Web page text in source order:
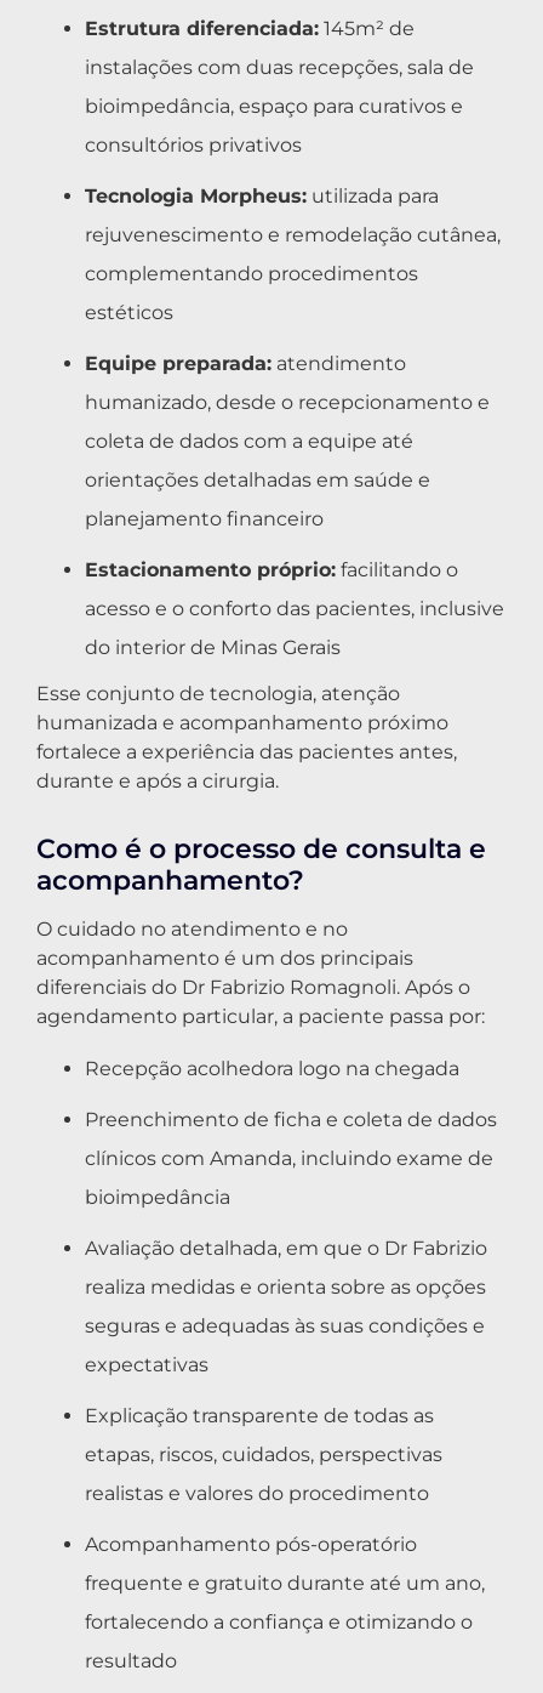
Estrutura diferenciada: 145m² de
instalações com duas recepções, sala de
bioimpedância, espaço para curativos e
consultórios privativos
Tecnologia Morpheus: utilizada para
rejuvenescimento e remodelação cutânea,
complementando procedimentos
estéticos
Equipe preparada: atendimento
humanizado, desde o recepcionamento e
coleta de dados com a equipe até
orientações detalhadas em saúde e
planejamento financeiro
Estacionamento próprio: facilitando o
acesso e o conforto das pacientes, inclusive
do interior de Minas Gerais
Esse conjunto de tecnologia, atenção
humanizada e acompanhamento próximo
fortalece a experiência das pacientes antes,
durante e após a cirurgia.
Como é o processo de consulta e
acompanhamento?
O cuidado no atendimento e no
acompanhamento é um dos principais
diferenciais do Dr Fabrizio Romagnoli. Após o
agendamento particular, a paciente passa por:
Recepção acolhedora logo na chegada
Preenchimento de ficha e coleta de dados
clínicos com Amanda, incluindo exame de
bioimpedância
Avaliação detalhada, em que o Dr Fabrizio
realiza medidas e orienta sobre as opções
seguras e adequadas às suas condições e
expectativas
Explicação transparente de todas as
etapas, riscos, cuidados, perspectivas
realistas e valores do procedimento
Acompanhamento pós-operatório
frequente e gratuito durante até um ano,
fortalecendo a confiança e otimizando o
resultado